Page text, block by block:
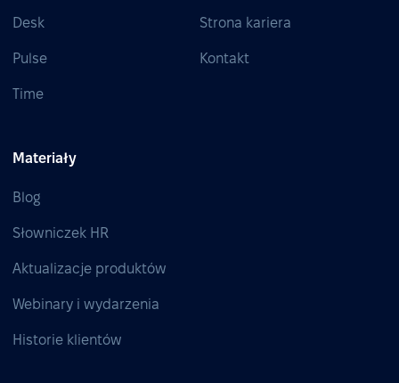
Desk
Pulse
Time
Strona kariera
Kontakt
Materiały
Blog
Słowniczek HR
Aktualizacje produktów
Webinary i wydarzenia
Historie klientów